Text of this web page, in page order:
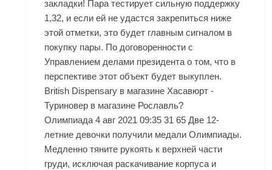
закладки! Пара тестирует сильную поддержку
1,32, и если ей не удастся закрепиться ниже
этой отметки, это будет главным сигналом в
покупку пары. По договоренности с
Управлением делами президента о том, что в
перспективе этот объект будет выкуплен.
British Dispensary в магазине Хасавюрт -
Туриновер в магазине Рославль?
Олимпиада 4 авг 2021 09:35 31 65 Две 12-
летние девочки получили медали Олимпиады.
Медленно тяните рукоять к верхней части
груди, исключая раскачивание корпуса и